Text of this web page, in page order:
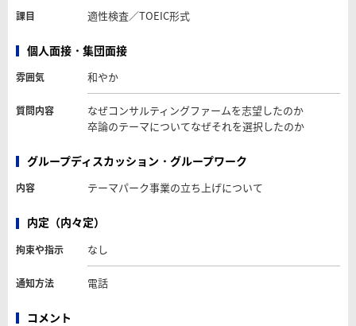
課目 適性検査／TOEIC形式
個人面接・集団面接
雰囲気 和やか
質問内容
なぜコンサルティングファームを志望したのか
卒論のテーマについてなぜそれを選択したのか
グループディスカッション・グループワーク
内容 テーマパーク事業の立ち上げについて
内定（内々定）
拘束や指示 なし
通知方法 電話
コメント